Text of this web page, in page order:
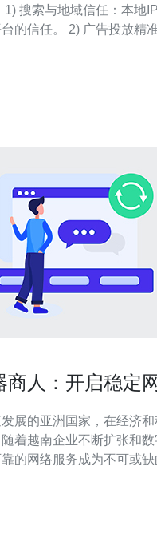
1) 搜索与地域信任：本地
的信任。 2) 广告投放精
IP可减少首次握手与TCP/
商人：开启稳定
展的亚洲国家，在经济
着越南企业不断扩张和
的网络服务成为不可或